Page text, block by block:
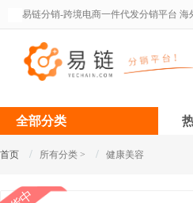
易链分销-跨境电商一件代发分销平台
全部分类
首页 / 所有分类 > / 健康美容